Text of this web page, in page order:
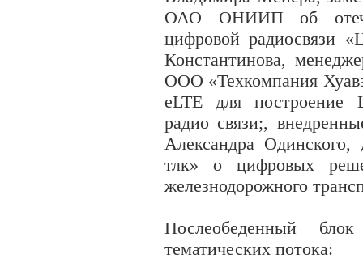
ОАО ОНИИП об
цифровой радиосвязи
Константинова,
ООО «Техкомпания
eLTE для построение
радио связи;,
Александра
тлк» о цифровых
железнодорожного
Послеобеденный
тематических потока: